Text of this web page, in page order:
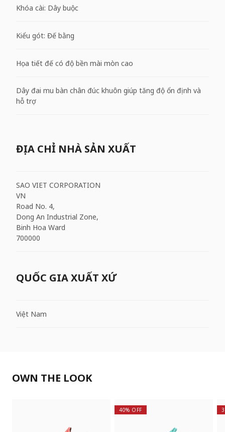
Khóa cài: Dây buộc
Kiểu gót: Đế bằng
Họa tiết đế có độ bền mài mòn cao
Dây đai mu bàn chân đúc khuôn giúp tăng độ ổn định và
hỗ trợ
ĐỊA CHỈ NHÀ SẢN XUẤT
SAO VIET CORPORATION
VN
Road No. 4,
Dong An Industrial Zone,
Binh Hoa Ward
700000
QUỐC GIA XUẤT XỨ
Việt Nam
OWN THE LOOK
40% OFF